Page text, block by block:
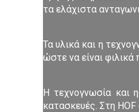
τα ελάχιστα
Τα υλικά και η
ώστε να είναι φιλικά
Η τεχνογνωσία και η
κατασκευές. Στη HOF